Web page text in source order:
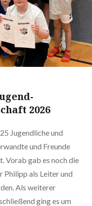
2026
25 Jugendliche und
und Freunde
Vorab gab es noch die
Philipp als Leiter und
Als weiterer
ging es um